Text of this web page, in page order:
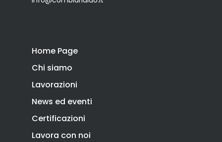
Home Page
Chi siamo
Lavorazioni
News ed eventi
Certificazioni
Lavora con noi